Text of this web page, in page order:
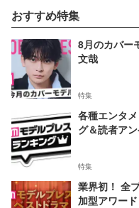
おすすめ特集
8月のカバー
文哉
特集
各種エンタ
グ＆読者ア
特集
業界初！ 全
加型アワード